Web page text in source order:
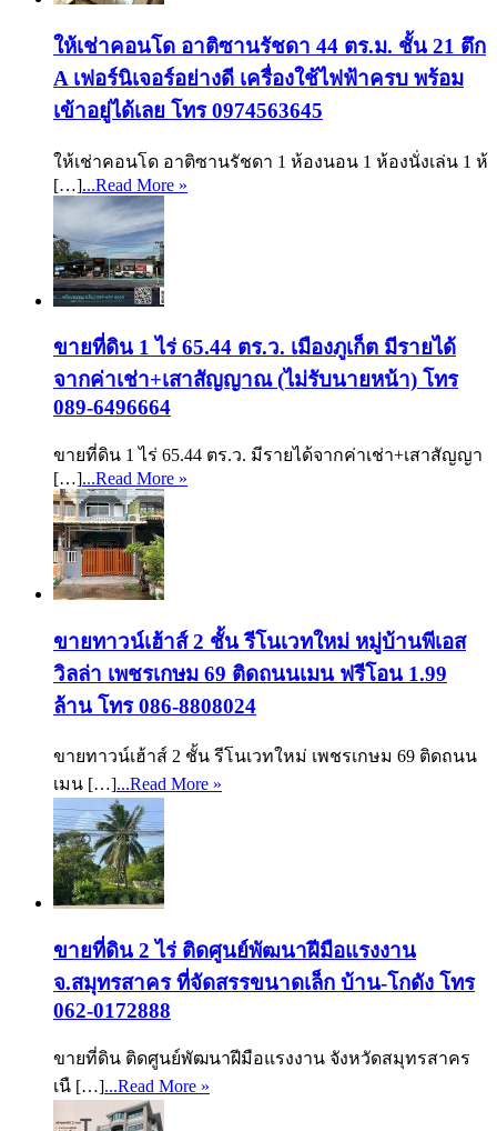
ให้เช่าคอนโด อาติซานรัชดา 44 ตร.ม. ชั้น 21 ตึก
A เฟอร์นิเจอร์อย่างดี เครื่องใช้ไฟฟ้าครบ พร้อม
เข้าอยู่ได้เลย โทร 0974563645
ให้เช่าคอนโด อาติซานรัชดา 1 ห้องนอน 1 ห้องนั่งเล่น 1 ห้
[…]...Read More »
ขายที่ดิน 1 ไร่ 65.44 ตร.ว. เมืองภูเก็ต มีรายได้
จากค่าเช่า+เสาสัญญาณ (ไม่รับนายหน้า) โทร
089-6496664
ขายที่ดิน 1 ไร่ 65.44 ตร.ว. มีรายได้จากค่าเช่า+เสาสัญญา
[…]...Read More »
ขายทาวน์เฮ้าส์ 2 ชั้น รีโนเวทใหม่ หมู่บ้านพีเอส
วิลล่า เพชรเกษม 69 ติดถนนเมน ฟรีโอน 1.99
ล้าน โทร 086-8808024
ขายทาวน์เฮ้าส์ 2 ชั้น รีโนเวทใหม่ เพชรเกษม 69 ติดถนน
เมน […]...Read More »
ขายที่ดิน 2 ไร่ ติดศูนย์พัฒนาฝีมือแรงงาน
จ.สมุทรสาคร ที่จัดสรรขนาดเล็ก บ้าน-โกดัง โทร
062-0172888
ขายที่ดิน ติดศูนย์พัฒนาฝีมือแรงงาน จังหวัดสมุทรสาคร
เนื […]...Read More »